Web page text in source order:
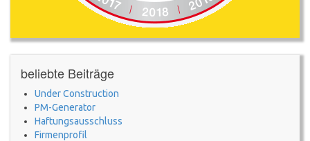
beliebte Beiträge
Under Construction
PM-Generator
Haftungsausschluss
Firmenprofil